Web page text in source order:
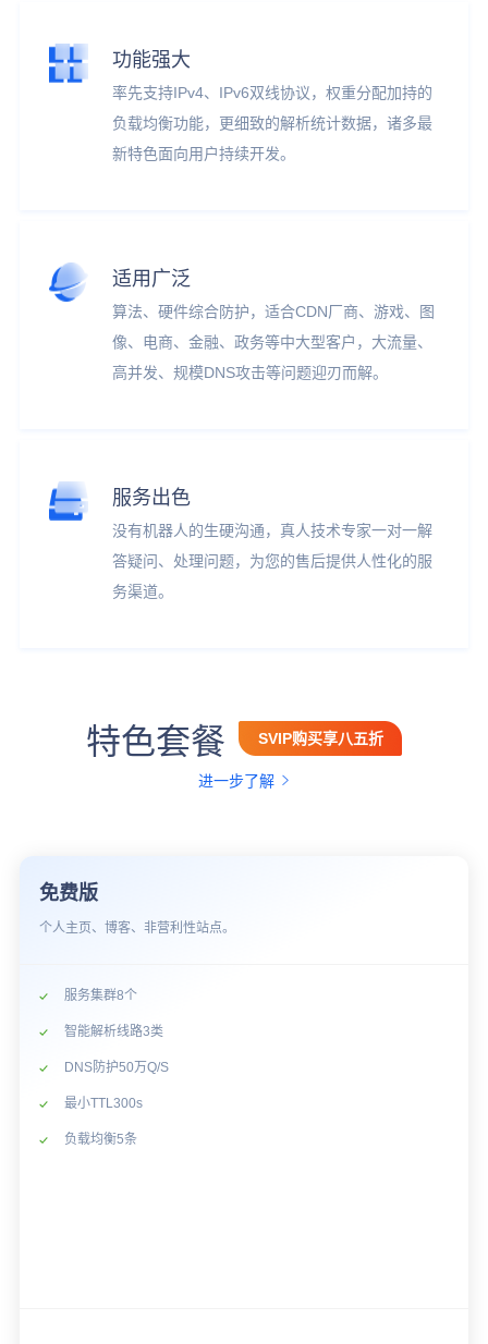
功能强大
率先支持IPv4、IPv6双线协议，权重分配加持的
负载均衡功能，更细致的解析统计数据，诸多最
新特色面向用户持续开发。
适用广泛
算法、硬件综合防护，适合CDN厂商、游戏、图
像、电商、金融、政务等中大型客户，大流量、
高并发、规模DNS攻击等问题迎刃而解。
服务出色
没有机器人的生硬沟通，真人技术专家一对一解
答疑问、处理问题，为您的售后提供人性化的服
务渠道。
特色套餐 SVIP购买享八五折
进一步了解
免费版
个人主页、博客、非营利性站点。
服务集群8个
智能解析线路3类
DNS防护50万Q/S
最小TTL300s
负载均衡5条